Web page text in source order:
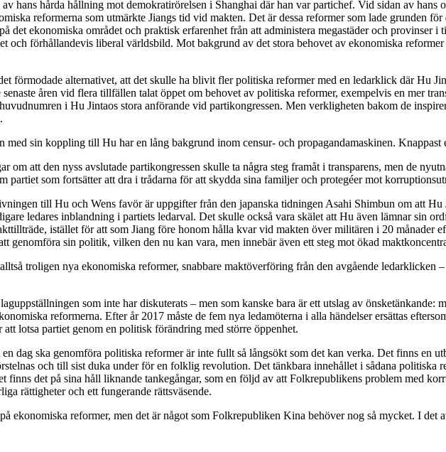
hans hårda hållning mot demokratirörelsen i Shanghai där han var partichef. Vid sidan av
reformerna som utmärkte Jiangs tid vid makten. Det är dessa reformer som lade grunden
det ekonomiska området och praktisk erfarenhet från att administera megastäder och provinser
och förhållandevis liberal världsbild. Mot bakgrund av det stora behovet av ekonomiska
förmodade alternativet, att det skulle ha blivit fler politiska reformer med en ledarklick där Hu
åren vid flera tillfällen talat öppet om behovet av politiska reformer, exempelvis en mer
i Hu Jintaos stora anförande vid partikongressen. Men verkligheten bakom de
med sin koppling till Hu har en lång bakgrund inom censur- och propagandamaskinen. Knappast
om att den nyss avslutade partikongressen skulle ta några steg framåt i transparens, men de
partiet som fortsätter att dra i trådarna för att skydda sina familjer och protegéer mot
till Hu och Wens favör är uppgifter från den japanska tidningen Asahi Shimbun om att
ledares inblandning i partiets ledarval. Det skulle också vara skälet att Hu även lämnar sin
istället för att som Jiang före honom hålla kvar vid makten över militären i 20 månader
genomföra sin politik, vilken den nu kan vara, men innebär även ett steg mot ökad
troligen nya ekonomiska reformer, snabbare maktöverföring från den avgående ledarklicken
som inte har diskuterats – men som kanske bara är ett utslag av
reformerna. Efter år 2017 måste de fem nya ledamöterna i alla händelser ersättas
att lotsa partiet genom en politisk förändring med större öppenhet.
dag ska genomföra politiska reformer är inte fullt så långsökt som det kan verka. Det finns en
och till sist duka under för en folklig revolution. Det tänkbara innehållet i sådana politiska
finns det på sina håll liknande tankegångar, som en följd av att Folkrepublikens problem med
rättigheter och ett fungerande rättsväsende.
ekonomiska reformer, men det är något som Folkrepubliken Kina behöver nog så mycket. I det